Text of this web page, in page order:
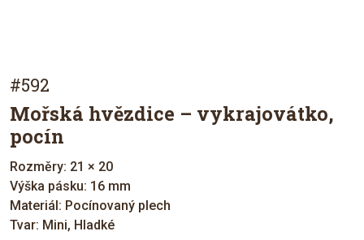
#592
Mořská hvězdice – vykrajovátko,
pocín
Rozměry: 21 × 20
Výška pásku: 16 mm
Materiál: Pocínovaný plech
Tvar: Mini, Hladké